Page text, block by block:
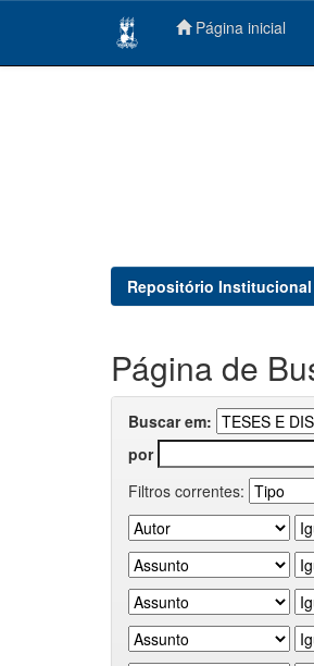
Página inicial
Repositório Institucional
Página de
Buscar em:
por
Filtros correntes: